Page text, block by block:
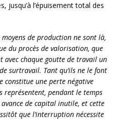
jusqu’à l’épuisement total des
de production ne sont là,
du procès de valorisation, que
chaque goutte de travail un
surtravail. Tant qu’ils ne le font
constitue une perte négative
pendant le temps
de capital inutile, et cette
que l’interruption nécessite